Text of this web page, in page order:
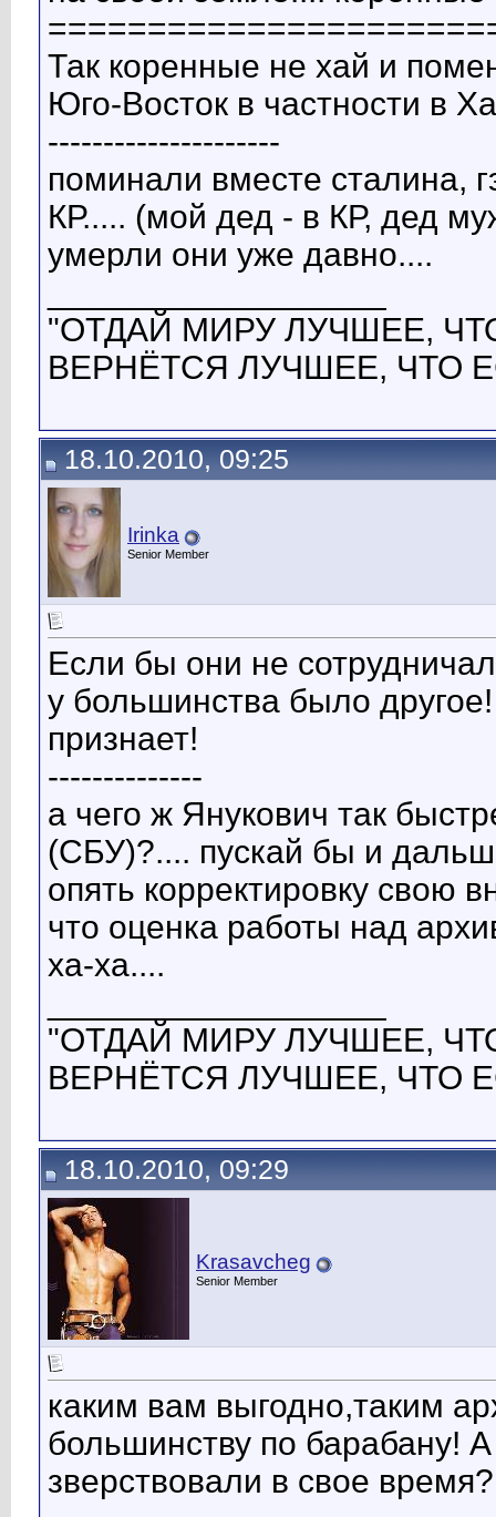
Так коренные не хай и
Юго-Восток в частности в
---------------------
поминали вместе сталина,
КР..... (мой дед - в КР, дед
умерли они уже давно....
"ОТДАЙ МИРУ ЛУЧШЕЕ,
ВЕРНЁТСЯ ЛУЧШЕЕ, ЧТО
18.10.2010, 09:25
Irinka
Senior Member
Если бы они не
у большинства было
признает!
--------------
а чего ж Янукович так
(СБУ)?.... пускай бы и
опять корректировку свою
что оценка работы над
ха-ха....
"ОТДАЙ МИРУ ЛУЧШЕЕ,
ВЕРНЁТСЯ ЛУЧШЕЕ, ЧТО
18.10.2010, 09:29
Krasavcheg
Senior Member
каким вам выгодно,таким
большинству по барабану!
зверствовали в свое время?